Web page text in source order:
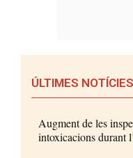
ÚLTIMES
Augment de les
intoxicacions durant